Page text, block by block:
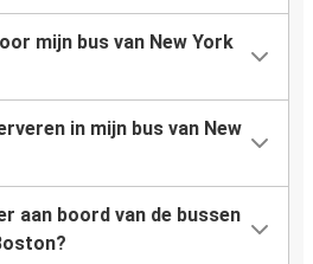
mijn bus van New York
in mijn bus van New
aan boord van de bussen